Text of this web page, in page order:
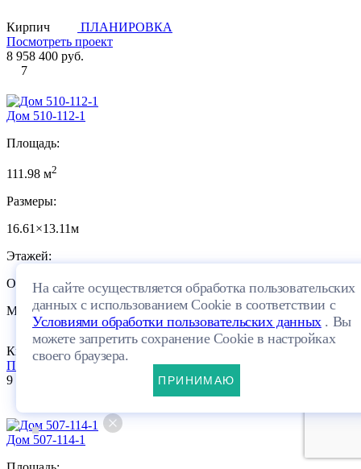
Кирпич
ПЛАНИРОВКА
Посмотреть проект
8 958 400 руб.
7
Дом 510-112-1
Площадь:
111.98 м2
Размеры:
16.61×13.11м
Этажей:
Одноэтажный
Материал:
Кирпич
ПЛАНИРОВКА
Посмотреть проект
9 109 600 руб.
Дом 507-114-1
На сайте осуществляется обработка пользовательских
данных с использованием Cookie в соответствии с
Условиями обработки пользовательских данных. Вы
можете запретить сохранение Cookie в настройках
своего браузера.
ПРИНИМАЮ